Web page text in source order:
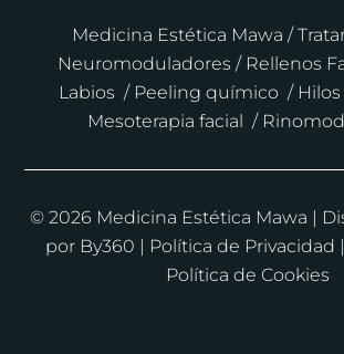
Medicina Estética Mawa /
Neuromoduladores / Rellenos
Labios / Peeling químico /
Mesoterapia facial
/
© 2026 Medicina Estética Mawa |
por By360 Política de Privacidad
Política de Cookies